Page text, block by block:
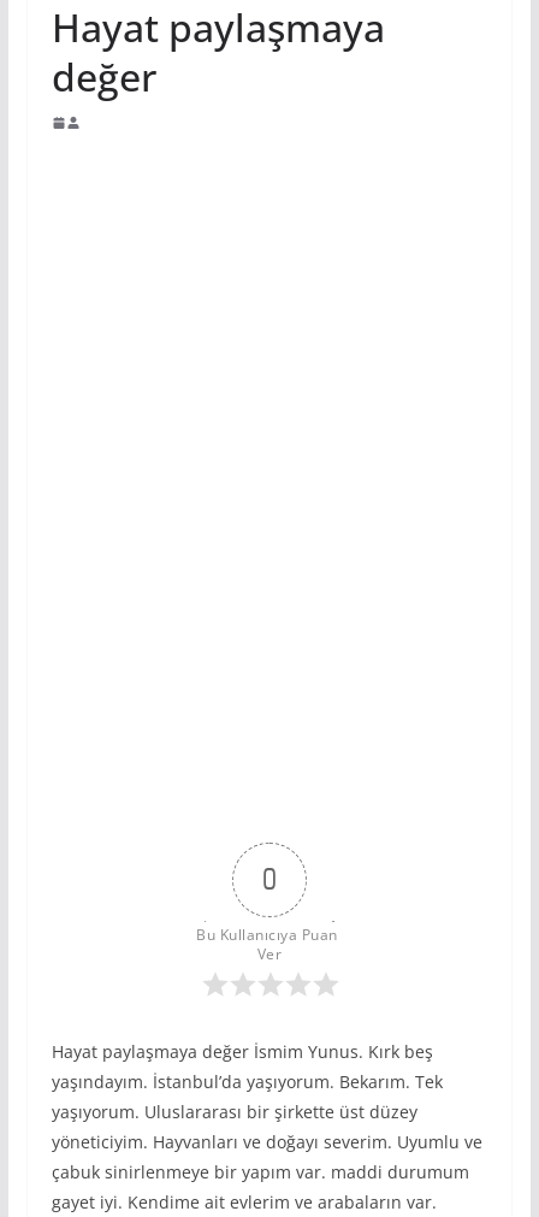
Hayat paylaşmaya
değer
0
Bu Kullanıcıya Puan
Ver
Hayat paylaşmaya değer İsmim Yunus. Kırk beş
yaşındayım. İstanbul’da yaşıyorum. Bekarım. Tek
yaşıyorum. Uluslararası bir şirkette üst düzey
yöneticiyim. Hayvanları ve doğayı severim. Uyumlu ve
çabuk sinirlenmeye bir yapım var. maddi durumum
gayet iyi. Kendime ait evlerim ve arabaların var.